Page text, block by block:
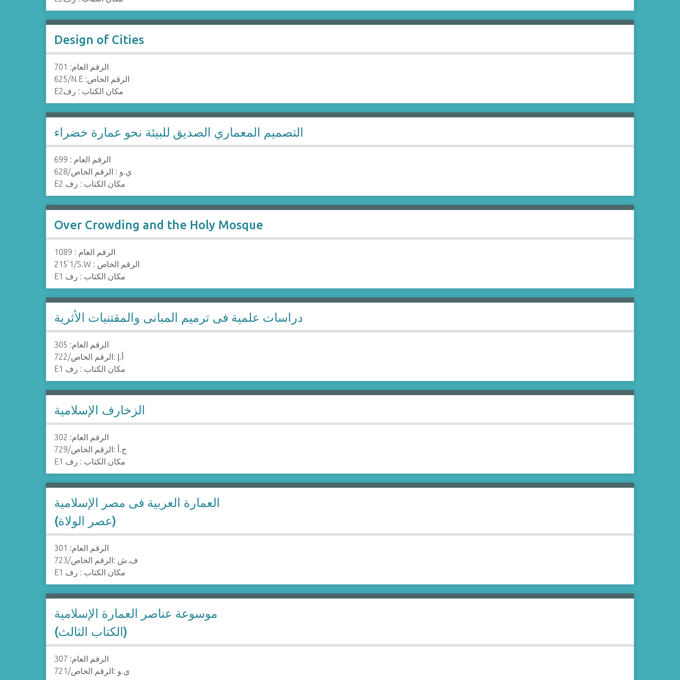
Design of Cities
الرقم العام: 701
625/N.E :الرقم الخاص
E2مكان الكتاب : رف
التصميم المعماري الصديق للبيئة نحو عمارة خضراء
الرقم العام : 699
628/ي.و : الرقم الخاص
E2 مكان الكتاب : رف
Over Crowding and the Holy Mosque
الرقم العام : 1089
215’1/S.W : الرقم الخاص
E1 مكان الكتاب : رف
دراسات علمية فى ترميم المبانى والمقتنيات الأثرية
الرقم العام: 305
722/أ.إ :الرقم الخاص
E1 مكان الكتاب : رف
الزخارف الإسلامية
الرقم العام: 302
729/ج.أ :الرقم الخاص
E1 مكان الكتاب : رف
العمارة العربية فى مصر الإسلامية
(عصر الولاة)
الرقم العام: 301
723/ف.ش :الرقم الخاص
E1 مكان الكتاب : رف
موسوعة عناصر العمارة الإسلامية
(الكتاب الثالث)
الرقم العام: 307
721/ي.و :الرقم الخاص